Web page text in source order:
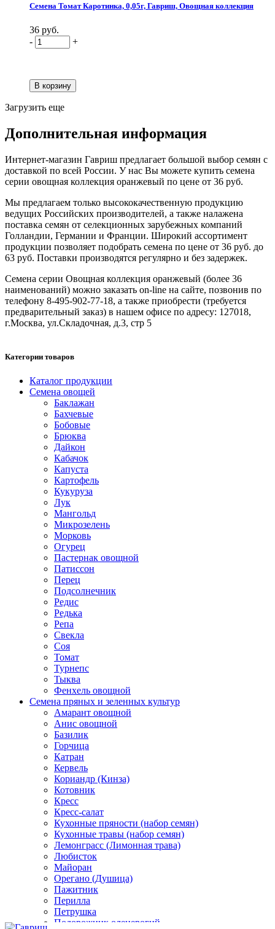
Семена Томат Каротинка, 0,05г, Гавриш, Овощная коллекция
36 руб.
-
+
Загрузить еще
Дополнительная информация
Интернет-магазин Гавриш предлагает большой выбор семян с
доставкой по всей России. У нас Вы можете купить семена
серии овощная коллекция оранжевый по цене от 36 руб.
Мы предлагаем только высококачественную продукцию
ведущих Российских производителей, а также налажена
поставка семян от селекционных зарубежных компаний
Голландии, Германии и Франции. Широкий ассортимент
продукции позволяет подобрать семена по цене от 36 руб. до
63 руб. Поставки производятся регулярно и без задержек.
Семена серии Овощная коллекция оранжевый (более 36
наименований) можно заказать on-line на сайте, позвонив по
телефону 8-495-902-77-18, а также приобрести (требуется
предварительный заказ) в нашем офисе по адресу: 127018,
г.Москва, ул.Складочная, д.3, стр 5
Категории товаров
Каталог продукции
Семена овощей
Баклажан
Бахчевые
Бобовые
Брюква
Дайкон
Кабачок
Капуста
Картофель
Кукуруза
Лук
Мангольд
Микрозелень
Морковь
Огурец
Пастернак овощной
Патиссон
Перец
Подсолнечник
Редис
Редька
Репа
Свекла
Соя
Томат
Турнепс
Тыква
Фенхель овощной
Семена пряных и зеленных культур
Амарант овощной
Анис овощной
Базилик
Горчица
Катран
Кервель
Кориандр (Кинза)
Котовник
Кресс
Кресс-салат
Кухонные пряности (набор семян)
Кухонные травы (набор семян)
Лемонграсс (Лимонная трава)
Любисток
Майоран
Орегано (Душица)
Пажитник
Перилла
Петрушка
Подорожник оленерогий